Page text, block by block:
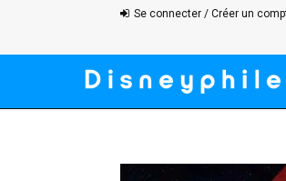
Se connecter / Créer un